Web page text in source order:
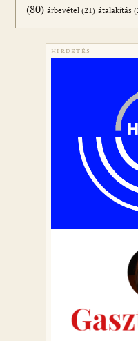
(80) árbevétel (21) átalakítás
HIRDETÉS